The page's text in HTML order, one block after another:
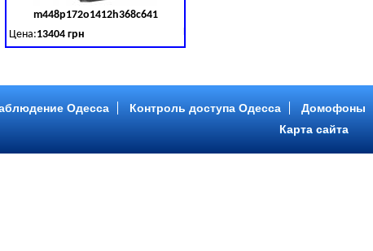
(SATA III)
товара:379030
DDR 3 (1600 MHz) HDD: Seagate 2 TB (SATA III)
m448p172o1412h368c641
Цена:13404 грн Код товара:
Intel Core ™ i5 4 ядра 3.20GHz,ОЗУ: 2 GB, DDR 3 (1600 MHz) HDD: Seagate 2
Одесса Контроль доступа Одесса
Домофоны
Карта сайта